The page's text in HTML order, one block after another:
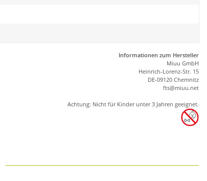
Informationen zum Hersteller
Miuu GmbH
Heinrich-Lorenz-Str. 15
DE-09120 Chemnitz
fts@miuu.net
Achtung: Nicht für Kinder unter 3 Jahren geeignet.